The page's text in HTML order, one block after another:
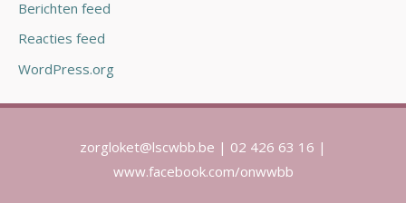
Berichten feed
Reacties feed
WordPress.org
zorgloket@lscwbb.be | 02 426 63 16 |
www.facebook.com/onwwbb